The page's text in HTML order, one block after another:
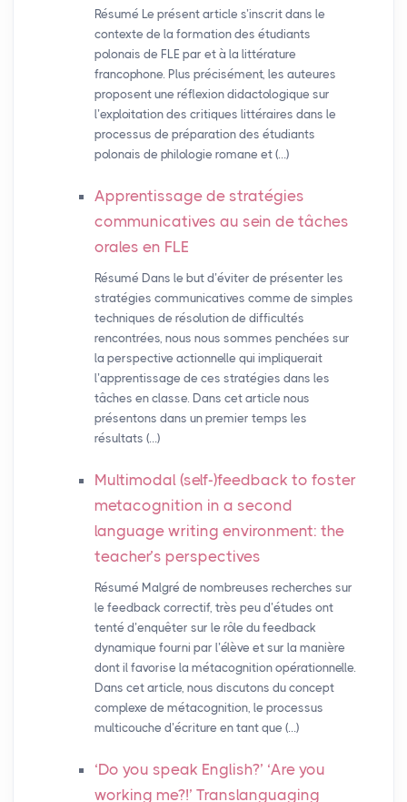
Résumé Le présent article s’inscrit dans le
contexte de la formation des étudiants
polonais de FLE par et à la littérature
francophone. Plus précisément, les auteures
proposent une réflexion didactologique sur
l’exploitation des critiques littéraires dans le
processus de préparation des étudiants
polonais de philologie romane et (…)
Apprentissage de stratégies
communicatives au sein de tâches
orales en FLE
Résumé Dans le but d’éviter de présenter les
stratégies communicatives comme de simples
techniques de résolution de difficultés
rencontrées, nous nous sommes penchées sur
la perspective actionnelle qui impliquerait
l’apprentissage de ces stratégies dans les
tâches en classe. Dans cet article nous
présentons dans un premier temps les
résultats (…)
Multimodal (self-)feedback to foster
metacognition in a second
language writing environment: the
teacher’s perspectives
Résumé Malgré de nombreuses recherches sur
le feedback correctif, très peu d’études ont
tenté d’enquêter sur le rôle du feedback
dynamique fourni par l’élève et sur la manière
dont il favorise la métacognition opérationnelle.
Dans cet article, nous discutons du concept
complexe de métacognition, le processus
multicouche d’écriture en tant que (…)
‘Do you speak English?’ ‘Are you
working me?!’ Translanguaging